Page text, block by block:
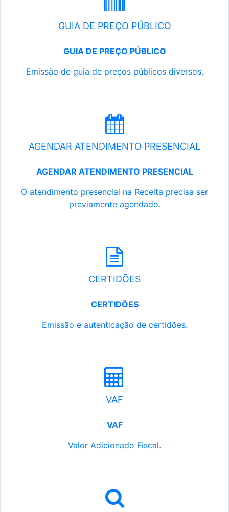
GUIA DE PREÇO PÚBLICO
GUIA DE PREÇO PÚBLICO
Emissão de guia de preços públicos diversos.
AGENDAR ATENDIMENTO PRESENCIAL
AGENDAR ATENDIMENTO PRESENCIAL
O atendimento presencial na Receita precisa ser
previamente agendado.
CERTIDÕES
CERTIDÕES
Emissão e autenticação de certidões.
VAF
VAF
Valor Adicionado Fiscal.